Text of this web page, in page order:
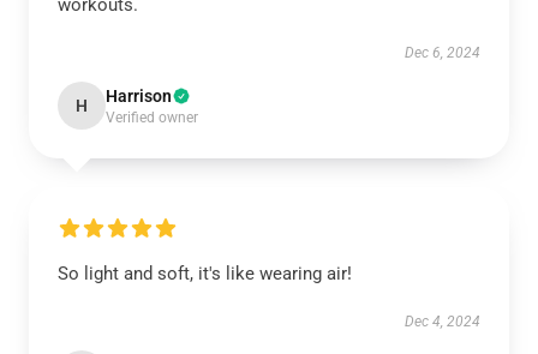
workouts.
Dec 6, 2024
H Harrison
Verified owner
So light and soft, it's like wearing air!
Dec 4, 2024